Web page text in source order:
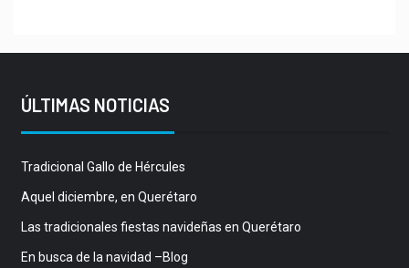
ÚLTIMAS NOTICIAS
Tradicional Gallo de Hércules
Aquel diciembre, en Querétaro
Las tradicionales fiestas navideñas en Querétaro
En busca de la navidad –Blog